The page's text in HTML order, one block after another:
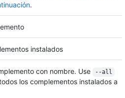
.
instalados
con nombre. Use --all
los complementos instalados a